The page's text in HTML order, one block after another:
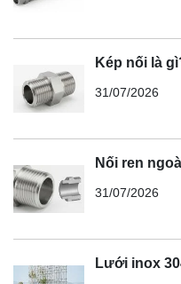
Kép nối là
31/07/2026
Nối ren
31/07/2026
Lưới inox